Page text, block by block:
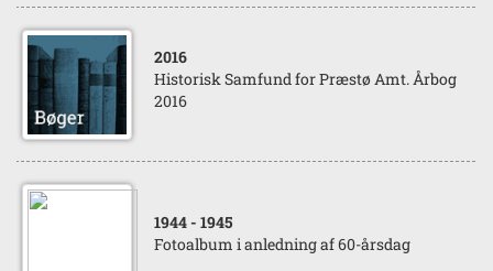
2016
Historisk Samfund for Præstø Amt. Årbog
2016
1944 - 1945
Fotoalbum i anledning af 60-årsdag